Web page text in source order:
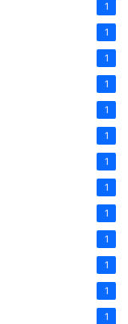
1
1
1
1
1
1
1
1
1
1
1
1
1